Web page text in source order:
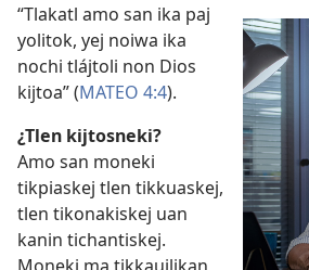
“Tlakatl amo san ika paj
yolitok, yej noiwa ika
nochi tlájtoli non Dios
kijtoa” (MATEO 4:4).
¿Tlen kijtosneki?
Amo san moneki
tikpiaskej tlen tikkuaskej,
tlen tikonakiskej uan
kanin tichantiskej.